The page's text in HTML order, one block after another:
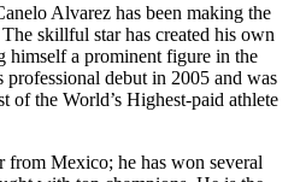
Alvarez has been making the
skillful star has created his own
himself a prominent figure in the
debut in 2005 and was
of the World’s Highest-paid athlete
from Mexico; he has won several